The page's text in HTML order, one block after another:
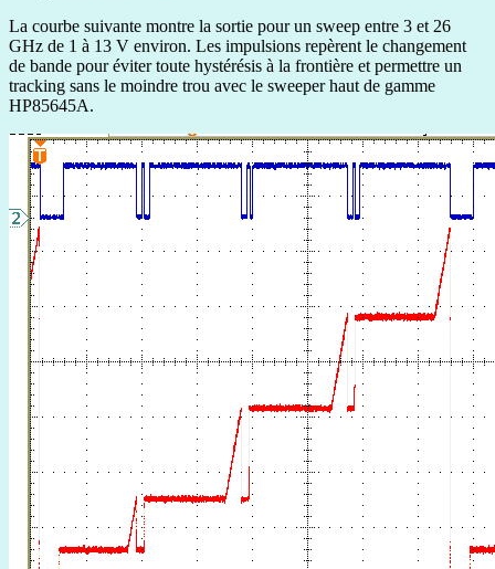
La courbe suivante montre la sortie pour un sweep entre 3 et 26
GHz de 1 à 13 V environ. Les impulsions repèrent le changement
de bande pour éviter toute hystérésis à la frontière et permettre un
tracking sans le moindre trou avec le sweeper haut de gamme
HP85645A.